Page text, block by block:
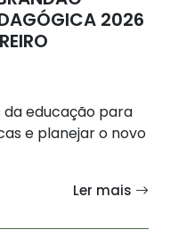
2026
da educação para
e planejar o novo
Ler mais